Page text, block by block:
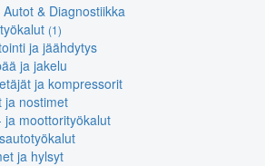
& Diagnostiikka
(1)
ja jäähdytys
ja jakelu
ja kompressorit
ja nostimet
ja moottorityökalut
ja hylsyt